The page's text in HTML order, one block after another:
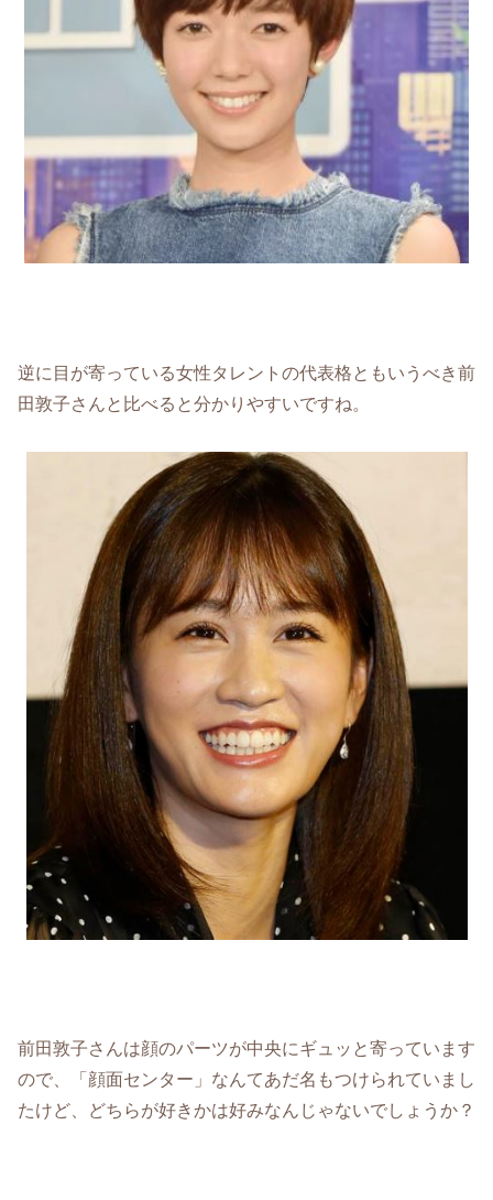
逆に目が寄っている女性タレントの代表格ともいうべき前
田敦子さんと比べると分かりやすいですね。
前田敦子さんは顔のパーツが中央にギュッと寄っています
ので、「顔面センター」なんてあだ名もつけられていまし
たけど、どちらが好きかは好みなんじゃないでしょうか？